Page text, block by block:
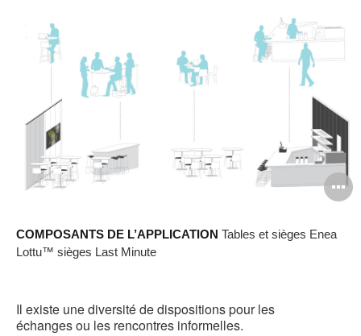
COMPOSANTS DE L’APPLICATION Tables et sièges Enea
Lottu™ sièges Last Minute
Il existe une diversité de dispositions pour les
échanges ou les rencontres informelles.